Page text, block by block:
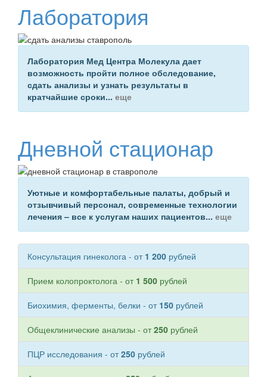
Лаборатория
Лаборатория Мед Центра Молекула дает
возможность пройти полное обследование,
сдать анализы и узнать результаты в
кратчайшие сроки... еще
Дневной стационар
Уютные и комфортабельные палаты, добрый и
отзывчивый персонал, современные технологии
лечения – все к услугам наших пациентов... еще
Консультация гинеколога - от 1 200 рублей
Прием колопроктолога - от 1 500 рублей
Биохимия, ферменты, белки - от 150 рублей
Общеклинические анализы - от250 рублей
ПЦР исследования - от250 рублей